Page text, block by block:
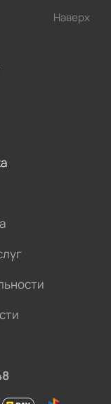
Наверх